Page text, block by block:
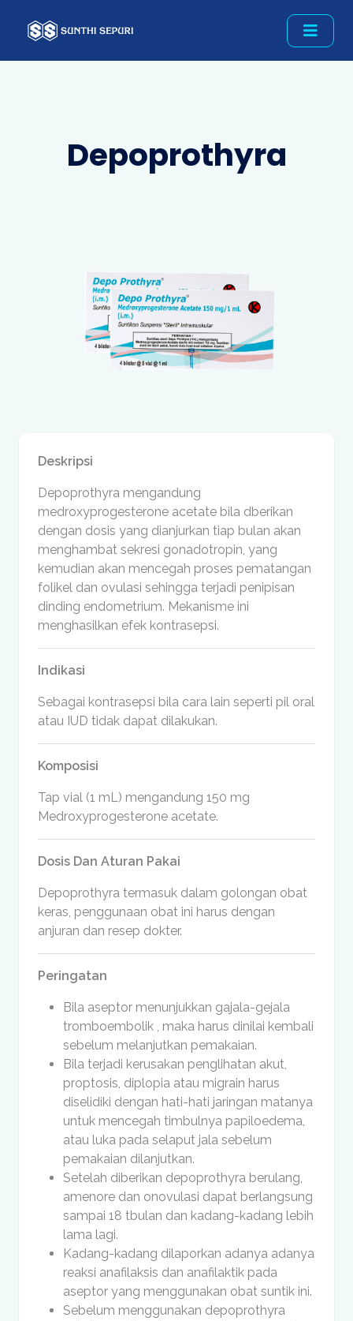
Depoprothyra
Deskripsi
Depoprothyra mengandung
medroxyprogesterone acetate bila dberikan
dengan dosis yang dianjurkan tiap bulan akan
menghambat sekresi gonadotropin, yang
kemudian akan mencegah proses pematangan
folikel dan ovulasi sehingga terjadi penipisan
dinding endometrium. Mekanisme ini
menghasilkan efek kontrasepsi.
Indikasi
Sebagai kontrasepsi bila cara lain seperti pil oral
atau IUD tidak dapat dilakukan.
Komposisi
Tap vial (1 mL) mengandung 150 mg
Medroxyprogesterone acetate.
Dosis Dan Aturan Pakai
Depoprothyra termasuk dalam golongan obat
keras, penggunaan obat ini harus dengan
anjuran dan resep dokter.
Peringatan
Bila aseptor menunjukkan gajala-gejala
tromboembolik , maka harus dinilai kembali
sebelum melanjutkan pemakaian.
Bila terjadi kerusakan penglihatan akut,
proptosis, diplopia atau migrain harus
diselidiki dengan hati-hati jaringan matanya
untuk mencegah timbulnya papiloedema,
atau luka pada selaput jala sebelum
pemakaian dilanjutkan.
Setelah diberikan depoprothyra berulang,
amenore dan onovulasi dapat berlangsung
sampai 18 tbulan dan kadang-kadang lebih
lama lagi.
Kadang-kadang dilaporkan adanya adanya
reaksi anafilaksis dan anafilaktik pada
aseptor yang menggunakan obat suntik ini.
Sebelum menggunakan depoprothyra